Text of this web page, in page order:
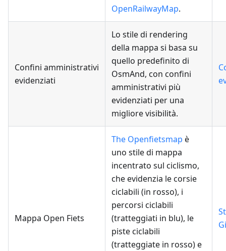
OpenRailwayMap.
Confini amministrativi
evidenziati
Lo stile di rendering
della mappa si basa su
quello predefinito di
OsmAnd, con confini
amministrativi più
evidenziati per una
migliore visibilità.
Mappa Open Fiets
The Openfietsmap è
uno stile di mappa
incentrato sul ciclismo,
che evidenzia le corsie
ciclabili (in rosso), i
percorsi ciclabili
(tratteggiati in blu), le
piste ciclabili
(tratteggiate in rosso) e